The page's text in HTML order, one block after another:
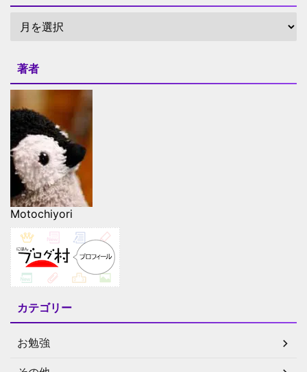
著者
Motochiyori
カテゴリー
お勉強